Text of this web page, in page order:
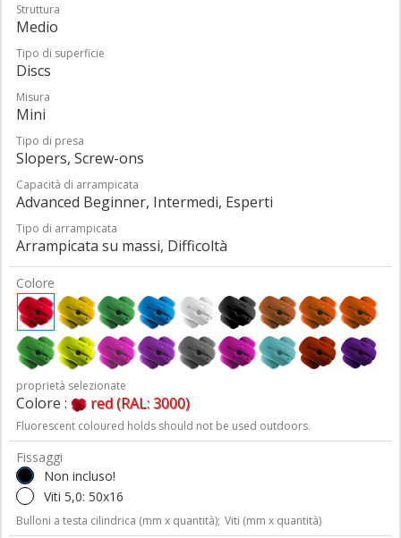
Struttura
Medio
Tipo di superficie
Discs
Misura
Mini
Tipo di presa
Slopers, Screw-ons
Capacità di arrampicata
Advanced Beginner, Intermedi, Esperti
Tipo di arrampicata
Arrampicata su massi, Difficoltà
Colore
proprietà selezionate
Colore : red (RAL: 3000)
Fluorescent coloured holds should not be used outdoors.
Fissaggi
Non incluso!
Viti 5,0: 50x16
Bulloni a testa cilindrica (mm x quantità); Viti (mm x quantità)